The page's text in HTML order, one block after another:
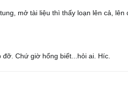
mở tài liệu thì thấy loạn lên cả, lên
Chứ giờ hổng biết...hỏi ai. Híc.